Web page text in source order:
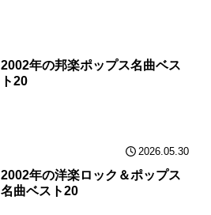
2002年の邦楽ポップス名曲ベス
ト20
2026.05.30
2002年の洋楽ロック＆ポップス
名曲ベスト20